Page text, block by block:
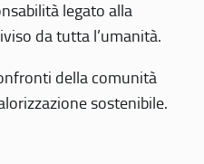
legato alla
da tutta l’umanità.
della comunità
sostenibile.